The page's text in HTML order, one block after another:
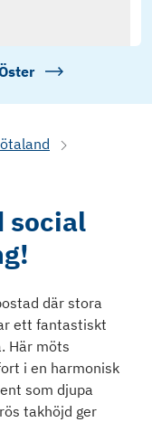
social
där stora
ett fantastiskt
Här möts
i en harmonisk
som djupa
takhöjd ger